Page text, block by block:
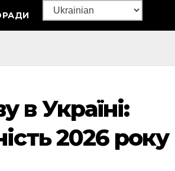
в Україні:
2026 року